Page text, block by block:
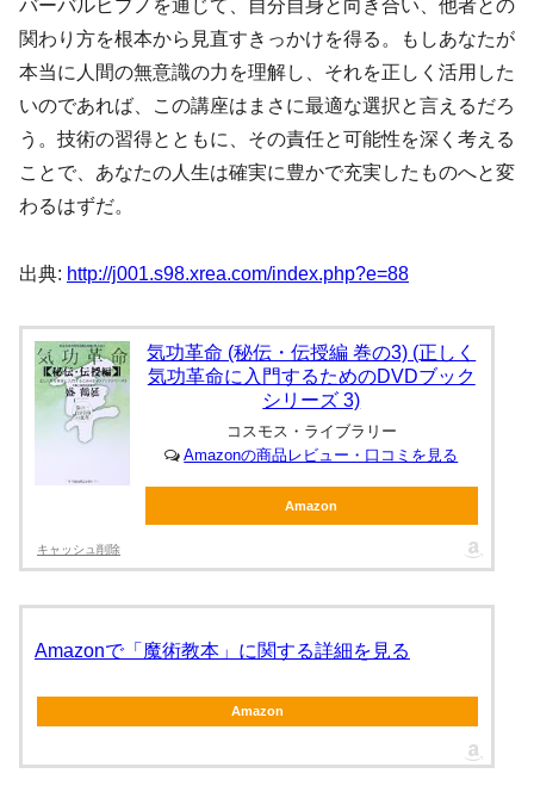
バーバルヒプノを通じて、自分自身と向き合い、他者との
関わり方を根本から見直すきっかけを得る。もしあなたが
本当に人間の無意識の力を理解し、それを正しく活用した
いのであれば、この講座はまさに最適な選択と言えるだろ
う。技術の習得とともに、その責任と可能性を深く考える
ことで、あなたの人生は確実に豊かで充実したものへと変
わるはずだ。
出典: http://j001.s98.xrea.com/index.php?e=88
気功革命 (秘伝・伝授編 巻の3) (正しく
気功革命に入門するためのDVDブック
シリーズ 3)
コスモス・ライブラリー
Amazonの商品レビュー・口コミを見る
Amazon
キャッシュ削除
Amazonで「魔術教本」に関する詳細を見る
Amazon